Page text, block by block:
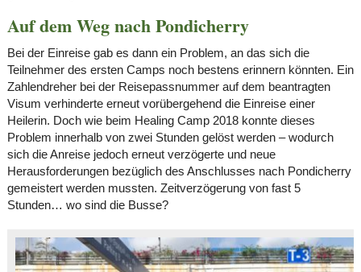
Auf dem Weg nach Pondicherry
Bei der Einreise gab es dann ein Problem, an das sich die
Teilnehmer des ersten Camps noch bestens erinnern könnten. Ein
Zahlendreher bei der Reisepassnummer auf dem beantragten
Visum verhinderte erneut vorübergehend die Einreise einer
Heilerin. Doch wie beim Healing Camp 2018 konnte dieses
Problem innerhalb von zwei Stunden gelöst werden – wodurch
sich die Anreise jedoch erneut verzögerte und neue
Herausforderungen bezüglich des Anschlusses nach Pondicherry
gemeistert werden mussten. Zeitverzögerung von fast 5
Stunden… wo sind die Busse?